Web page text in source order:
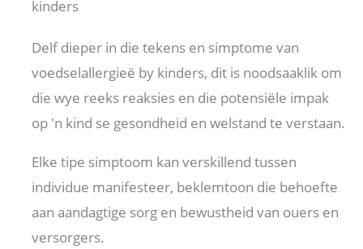
kinders
Delf dieper in die tekens en simptome van
voedselallergieë by kinders, dit is noodsaaklik om
die wye reeks reaksies en die potensiële impak
op 'n kind se gesondheid en welstand te verstaan.
Elke tipe simptoom kan verskillend tussen
individue manifesteer, beklemtoon die behoefte
aan aandagtige sorg en bewustheid van ouers en
versorgers.